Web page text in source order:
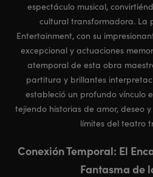
espectáculo musical,
cultural transformadora. La
Entertainment, con su
excepcional y actuaciones
atemporal de esta obra
partitura y brillantes
estableció un profundo vínculo
tejiendo historias de amor, deseo
límites del teatro
Conexión Temporal: El
Fantasma de